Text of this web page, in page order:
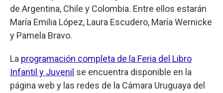
de Argentina, Chile y Colombia. Entre ellos estarán
María Emilia López, Laura Escudero, María Wernicke
y Pamela Bravo.
La programación completa de la Feria del Libro
Infantil y Juvenil se encuentra disponible en la
página web y las redes de la Cámara Uruguaya del